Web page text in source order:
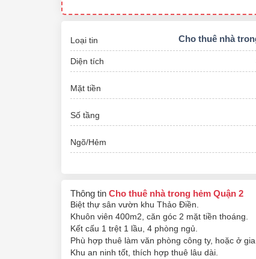
Loại tin Cho thuê nhà
Diện tích
Mặt tiền
Số tầng
Ngõ/Hẻm
Thông tin Cho thuê nhà trong hẻm Quận 2
Biệt thự sân vườn khu Thảo Điền.
Khuôn viên 400m2, căn góc 2 mặt tiền thoáng.
Kết cấu 1 trệt 1 lầu, 4 phòng ngủ.
Phù hợp thuê làm văn phòng công ty, hoặc ở gia
Khu an ninh tốt, thích hợp thuê lâu dài.